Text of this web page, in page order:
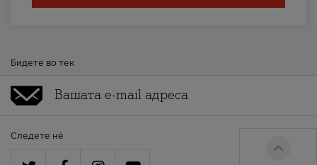
Бидете во тек
Следете нè